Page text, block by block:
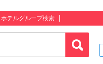
ホテルグループ検索